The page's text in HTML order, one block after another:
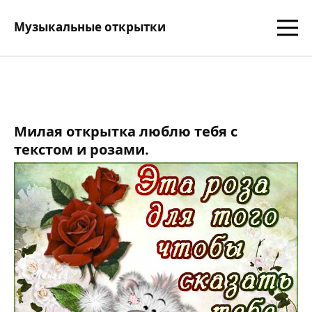
Музыкальные открытки
Милая открытка люблю тебя с
текстом и розами.